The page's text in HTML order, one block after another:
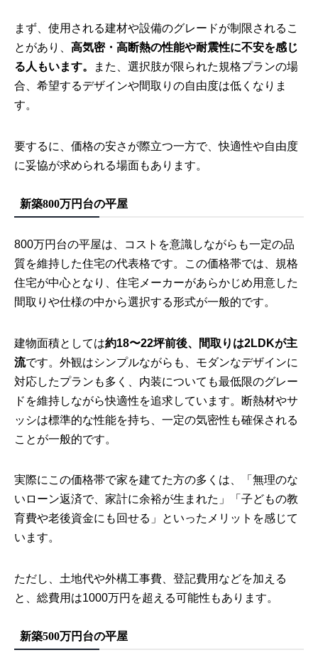
まず、使用される建材や設備のグレードが制限されるこ
とがあり、 高気密・高断熱の性能や耐震性に不安を感じ
る人もいます。
また、選択肢が限られた規格プランの場
合、希望するデザインや間取りの自由度は低くなりま
す。
要するに、価格の安さが際立つ一方で、快適性や自由度
に妥協が求められる場面もあります。
新築800万円台の平屋
800万円台の平屋は、コストを意識しながらも一定の品
質を維持した住宅の代表格です。この価格帯では、規格
住宅が中心となり、住宅メーカーがあらかじめ用意した
間取りや仕様の中から選択する形式が一般的です。
建物面積としては約18〜22坪前後、間取りは2LDKが主
流です。外観はシンプルながらも、モダンなデザインに
対応したプランも多く、内装についても最低限のグレー
ドを維持しながら快適性を追求しています。断熱材やサ
ッシは標準的な性能を持ち、一定の気密性も確保される
ことが一般的です。
実際にこの価格帯で家を建てた方の多くは、「無理のな
いローン返済で、家計に余裕が生まれた」「子どもの教
育費や老後資金にも回せる」といったメリットを感じて
います。
ただし、土地代や外構工事費、登記費用などを加える
と、総費用は1000万円を超える可能性もあります。
新築500万円台の平屋